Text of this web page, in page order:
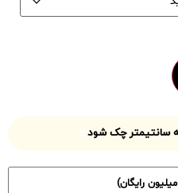
به سانتیمتر چک شود